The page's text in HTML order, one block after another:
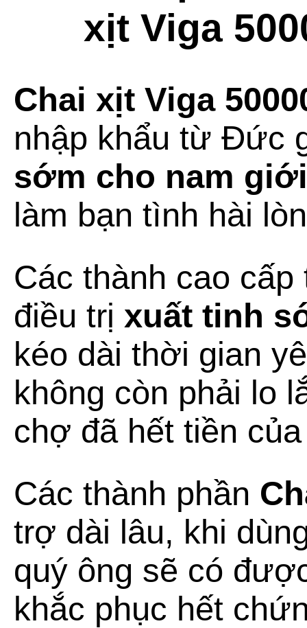
xịt Viga
Chai xịt Viga
nhập khẩu từ Đức
sớm cho nam giới
làm bạn tình hài
Các thành cao
điều trị xuất tinh
kéo dài thời gian
không còn phải lo
chợ đã hết tiền
Các thành phần
trợ dài lâu, khi
quý ông sẽ có
khắc phục hết